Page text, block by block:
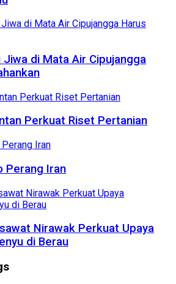
Jiwa di Mata Air Cipujangga
Perkuat Riset Pertanian
Perang Iran
Nirawak Perkuat Upaya
di Berau